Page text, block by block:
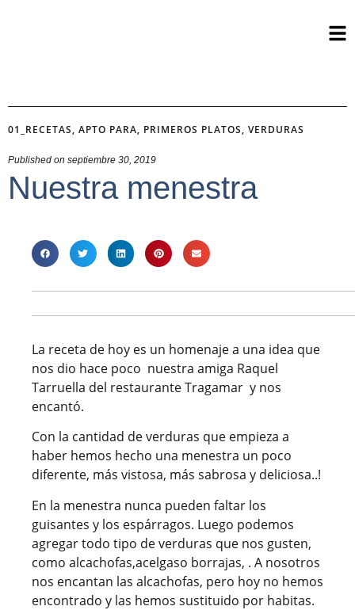
01_RECETAS, APTO PARA, PRIMEROS PLATOS, VERDURAS
Published on septiembre 30, 2019
Nuestra menestra
La receta de hoy es un homenaje a una idea que
nos dio hace poco nuestra amiga Raquel
Tarruella del restaurante Tragamar y nos
encantó.
Con la cantidad de verduras que empieza a
haber hemos hecho una menestra un poco
diferente, más vistosa, más sabrosa y deliciosa..!
En la menestra nunca pueden faltar los
guisantes y los espárragos. Luego podemos
agregar todo tipo de verduras que nos gusten,
como alcachofas,acelgaso borrajas, . A nosotros
nos encantan las alcachofas, pero hoy no hemos
encontrado y las hemos sustituido por habitas.